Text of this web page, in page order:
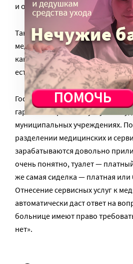
и оказывается она по
Так же, как бесплатным должен
медучреждениях, начиная с тех
как нас убеждают, это
есть медицинская.
Государству стоит принять
гарантий сервисных услуг в
муниципальных учреждениях.
разделении медицинских и
зарабатываются довольно
очень понятно, туалет —
же самая сиделка — платная или
Отнесение сервисных услуг к
автоматически даст ответ на
больнице имеют право
нет».